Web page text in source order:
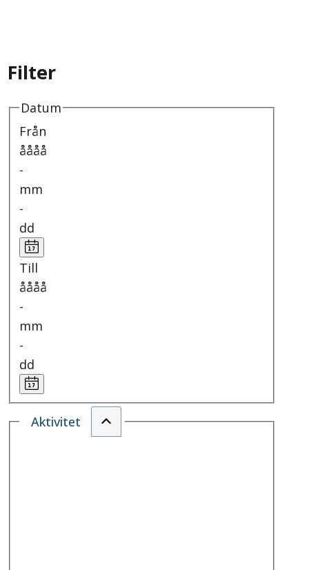
Filter
Datum
Från
åååå
-
mm
-
dd
Till
åååå
-
mm
-
dd
Aktivitet